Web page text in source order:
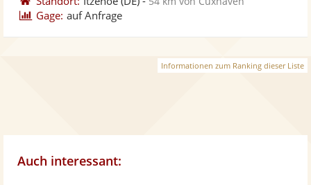
Gage: auf Anfrage
Informationen zum Ranking dieser Liste
Auch interessant: